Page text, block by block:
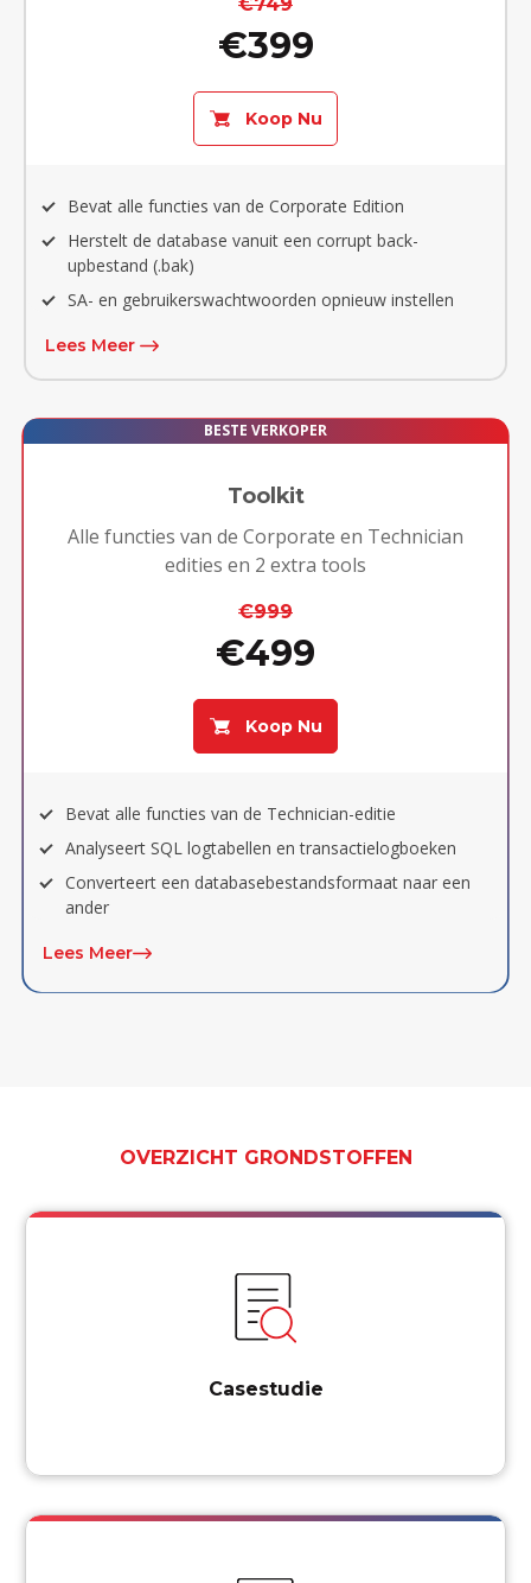
€399
Koop Nu
Bevat alle functies van de Corporate Edition
Herstelt de database vanuit een corrupt back-
upbestand (.bak)
SA- en gebruikerswachtwoorden opnieuw instellen
Lees Meer
BESTE VERKOPER
Toolkit
Alle functies van de Corporate en Technician
edities en 2 extra tools
€999
€499
Koop Nu
Bevat alle functies van de Technician-editie
Analyseert SQL logtabellen en transactielogboeken
Converteert een databasebestandsformaat naar een
ander
Lees Meer
OVERZICHT GRONDSTOFFEN
Casestudie